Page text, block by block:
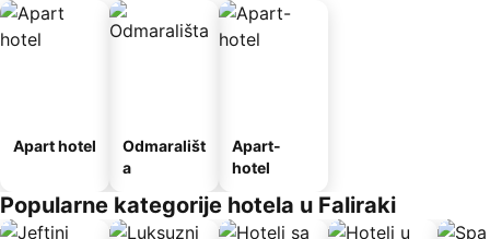
Apart hotel
Odmarališt
a
Apart-
hotel
Popularne kategorije hotela u Faliraki